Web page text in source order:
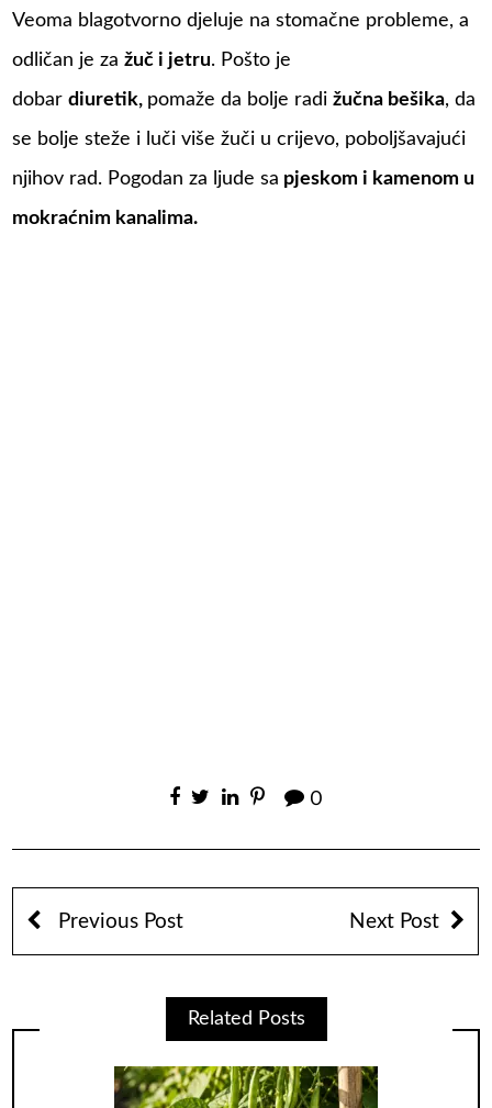
Veoma blagotvorno djeluje na stomačne probleme, a
odličan je zažuč i jetru. Pošto je
dobardiuretik, pomaže da bolje radižučna bešika, da
se bolje steže i luči više žuči u crijevo, poboljšavajući
njihov rad. Pogodan za ljude sa pjeskom i kamenom u
mokraćnim kanalima.
0
Previous Post Next Post
Related Posts